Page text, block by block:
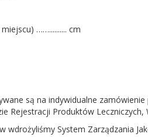
…….......... cm
są na indywidualne
Rejestracji Produktów
wdrożyliśmy System Zarządzania